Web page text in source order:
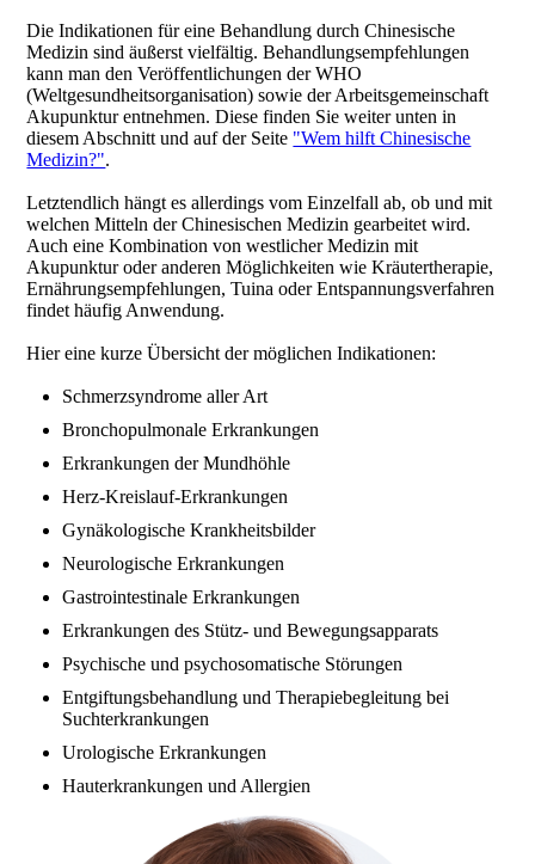
Die Indikationen für eine Behandlung durch Chinesische
Medizin sind äußerst vielfältig. Behandlungsempfehlungen
kann man den Veröffentlichungen der WHO
(Weltgesundheitsorganisation) sowie der Arbeitsgemeinschaft
Akupunktur entnehmen. Diese finden Sie weiter unten in
diesem Abschnitt und auf der Seite "Wem hilft Chinesische
Medizin?".
Letztendlich hängt es allerdings vom Einzelfall ab, ob und mit
welchen Mitteln der Chinesischen Medizin gearbeitet wird.
Auch eine Kombination von westlicher Medizin mit
Akupunktur oder anderen Möglichkeiten wie Kräutertherapie,
Ernährungsempfehlungen, Tuina oder Entspannungsverfahren
findet häufig Anwendung.
Hier eine kurze Übersicht der möglichen Indikationen:
Schmerzsyndrome aller Art
Bronchopulmonale Erkrankungen
Erkrankungen der Mundhöhle
Herz-Kreislauf-Erkrankungen
Gynäkologische Krankheitsbilder
Neurologische Erkrankungen
Gastrointestinale Erkrankungen
Erkrankungen des Stütz- und Bewegungsapparats
Psychische und psychosomatische Störungen
Entgiftungsbehandlung und Therapiebegleitung bei
Suchterkrankungen
Urologische Erkrankungen
Hauterkrankungen und Allergien